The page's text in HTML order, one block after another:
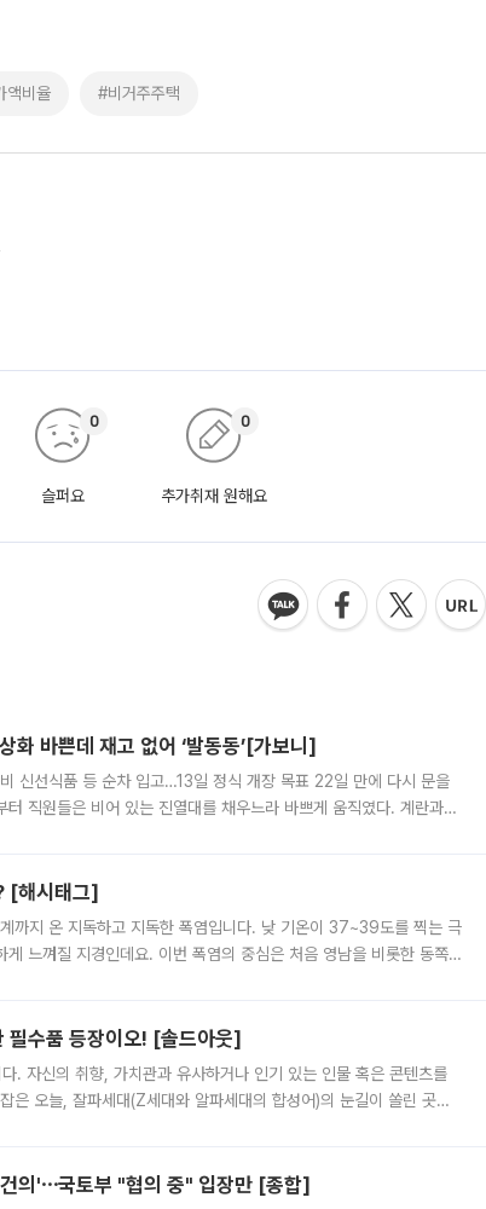
액비율 #비거주주택
슬퍼요
0
추가취재 원해요
0
바쁜데 재고 없어 ‘발동동’[가보니]
신선식품 등 순차 입고…13일 정식 개장 목표 22일 만에 다시 문을
직원들은 비어 있는 진열대를 채우느라 바쁘게 움직였다. 계란과
[해시태그]
계까지 온 지독하고 지독한 폭염입니다. 낮 기온이 37~39도를 찍는 극
느껴질 지경인데요. 이번 폭염의 중심은 처음 영남을 비롯한 동쪽
수품 등장이오! [솔드아웃]
. 자신의 취향, 가치관과 유사하거나 인기 있는 인물 혹은 콘텐츠를
오늘, 잘파세대(Z세대와 알파세대의 합성어)의 눈길이 쏠린 곳은
의'⋯국토부 "협의 중" 입장만 [종합]